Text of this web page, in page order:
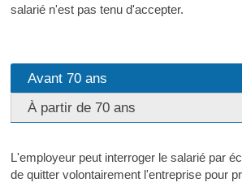
salarié n'est pas tenu d'accepter.
Avant 70 ans
À partir de 70 ans
L'employeur peut interroger le salarié par
de quitter volontairement l'entreprise pour